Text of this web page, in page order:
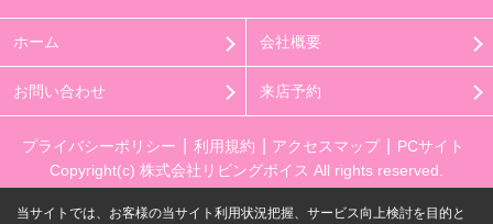
ホーム 会社概要
お問い合わせ 来店予約
プライバシーポリシー 利用規約 アクセスマップ
PCサイト
Copyright(c) 株式会社リビングボイス All rights reserved.
当サイトでは、お客様の当サイト利用状況把握、サービス向上検討を目的と